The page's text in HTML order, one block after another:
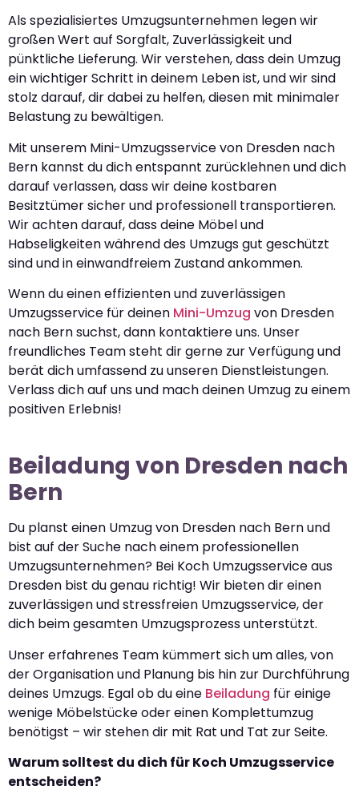
Als spezialisiertes Umzugsunternehmen legen wir
großen Wert auf Sorgfalt, Zuverlässigkeit und
pünktliche Lieferung. Wir verstehen, dass dein Umzug
ein wichtiger Schritt in deinem Leben ist, und wir sind
stolz darauf, dir dabei zu helfen, diesen mit minimaler
Belastung zu bewältigen.
Mit unserem Mini-Umzugsservice von Dresden nach
Bern kannst du dich entspannt zurücklehnen und dich
darauf verlassen, dass wir deine kostbaren
Besitztümer sicher und professionell transportieren.
Wir achten darauf, dass deine Möbel und
Habseligkeiten während des Umzugs gut geschützt
sind und in einwandfreiem Zustand ankommen.
Wenn du einen effizienten und zuverlässigen
Umzugsservice für deinen Mini-Umzug von Dresden
nach Bern suchst, dann kontaktiere uns. Unser
freundliches Team steht dir gerne zur Verfügung und
berät dich umfassend zu unseren Dienstleistungen.
Verlass dich auf uns und mach deinen Umzug zu einem
positiven Erlebnis!
Beiladung von Dresden nach
Bern
Du planst einen Umzug von Dresden nach Bern und
bist auf der Suche nach einem professionellen
Umzugsunternehmen? Bei Koch Umzugsservice aus
Dresden bist du genau richtig! Wir bieten dir einen
zuverlässigen und stressfreien Umzugsservice, der
dich beim gesamten Umzugsprozess unterstützt.
Unser erfahrenes Team kümmert sich um alles, von
der Organisation und Planung bis hin zur Durchführung
deines Umzugs. Egal ob du eine Beiladung für einige
wenige Möbelstücke oder einen Komplettumzug
benötigst – wir stehen dir mit Rat und Tat zur Seite.
Warum solltest du dich für Koch Umzugsservice
entscheiden?